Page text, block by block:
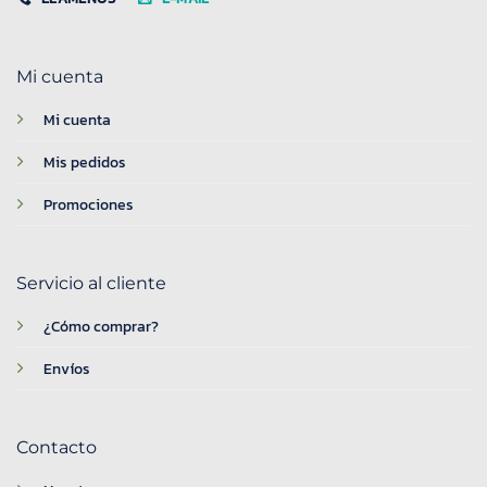
Mi cuenta
Mi cuenta
Mis pedidos
Promociones
Servicio al cliente
¿Cómo comprar?
Envíos
Contacto